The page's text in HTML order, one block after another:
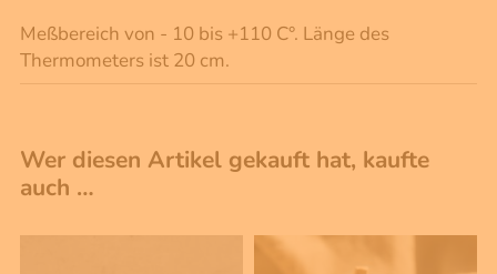
Meßbereich von - 10 bis +110 C°. Länge des
Thermometers ist 20 cm.
Wer diesen Artikel gekauft hat, kaufte
auch …